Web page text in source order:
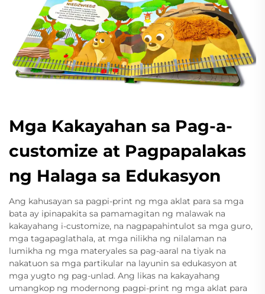
Mga Kakayahan sa Pag-a-
customize at Pagpapalakas
ng Halaga sa Edukasyon
Ang kahusayan sa pagpi-print ng mga aklat para sa mga
bata ay ipinapakita sa pamamagitan ng malawak na
kakayahang i-customize, na nagpapahintulot sa mga guro,
mga tagapaglathala, at mga nilikha ng nilalaman na
lumikha ng mga materyales sa pag-aaral na tiyak na
nakatuon sa mga partikular na layunin sa edukasyon at
mga yugto ng pag-unlad. Ang likas na kakayahang
umangkop ng modernong pagpi-print ng mga aklat para